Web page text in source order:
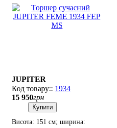
JUPITER
1934
15 950грн
Купити
Висота: 151 см; ширина: